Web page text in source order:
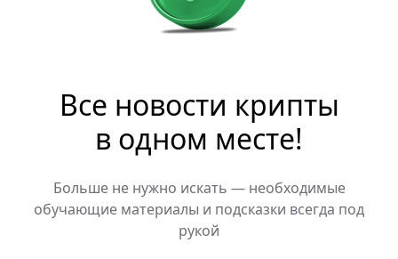
Все новости крипты
в одном месте!
Больше не нужно искать — необходимые
обучающие материалы и подсказки всегда под
рукой
на теневых форумах.
его как решение для автоматизации
восстановления доступа от начала до конца.
Представитель корпорации Энди Стоун
заявил, что уязвимость уже исправлена.
Опрошенные MIT Technology Review
эксперты назвали инцидент провалом